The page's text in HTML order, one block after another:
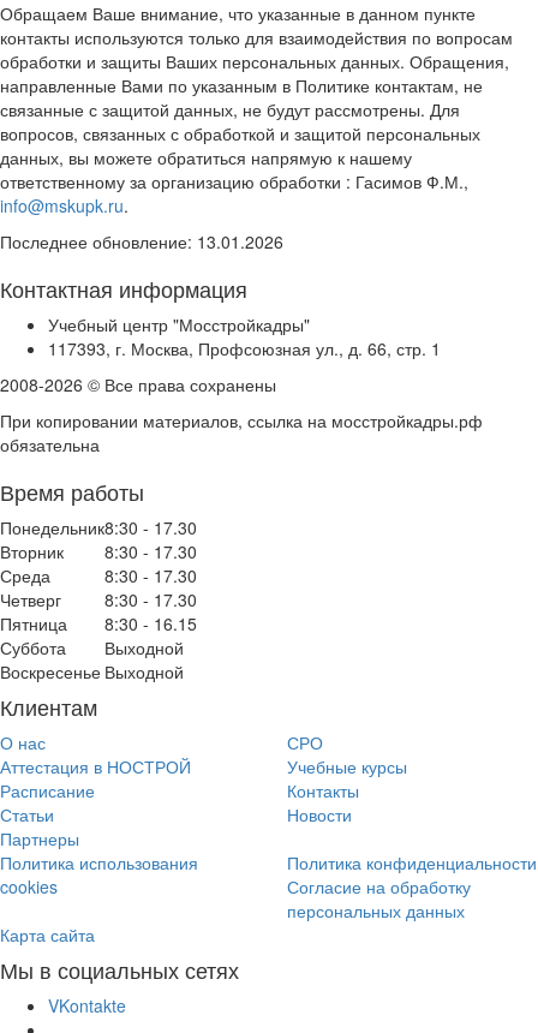
Обращаем Ваше внимание, что указанные в данном пункте
контакты используются только для взаимодействия по вопросам
обработки и защиты Ваших персональных данных. Обращения,
направленные Вами по указанным в Политике контактам, не
связанные с защитой данных, не будут рассмотрены. Для
вопросов, связанных с обработкой и защитой персональных
данных, вы можете обратиться напрямую к нашему
ответственному за организацию обработки : Гасимов Ф.М.,
info@mskupk.ru.
Последнее обновление: 13.01.2026
Контактная информация
Учебный центр "Мосстройкадры"
117393, г. Москва, Профсоюзная ул., д. 66, стр. 1
2008-2026 © Все права сохранены
При копировании материалов, ссылка на мосстройкадры.рф
обязательна
Время работы
Понедельник8:30 - 17.30
Вторник
8:30 - 17.30
Среда
8:30 - 17.30
Четверг
8:30 - 17.30
Пятница
8:30 - 16.15
Суббота
Выходной
Воскресенье Выходной
Клиентам
О нас
СРО
Аттестация в НОСТРОЙ
Учебные курсы
Расписание
Контакты
Статьи
Новости
Партнеры
Политика использования
cookies
Политика конфиденциальности
Согласие на обработку
персональных данных
Карта сайта
Мы в социальных сетях
VKontakte